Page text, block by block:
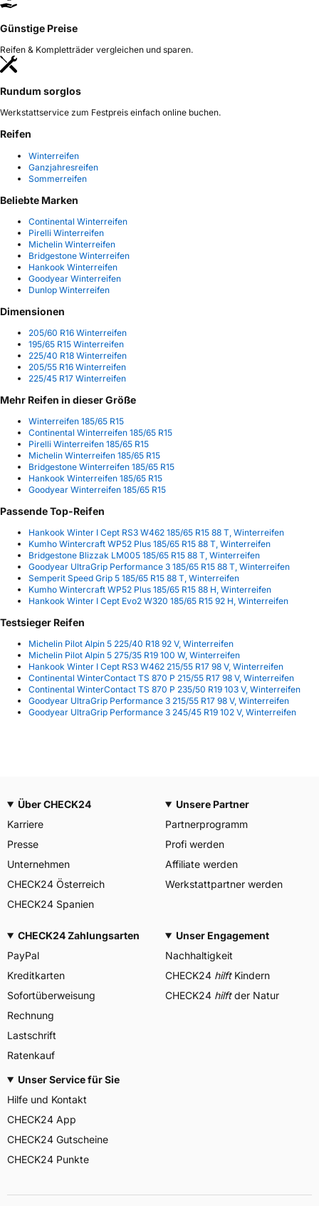
Günstige Preise
Reifen & Kompletträder vergleichen und sparen.
Rundum sorglos
Werkstattservice zum Festpreis einfach online buchen.
Reifen
Winterreifen
Ganzjahresreifen
Sommerreifen
Beliebte Marken
Continental Winterreifen
Pirelli Winterreifen
Michelin Winterreifen
Bridgestone Winterreifen
Hankook Winterreifen
Goodyear Winterreifen
Dunlop Winterreifen
Dimensionen
205/60 R16 Winterreifen
195/65 R15 Winterreifen
225/40 R18 Winterreifen
205/55 R16 Winterreifen
225/45 R17 Winterreifen
Mehr Reifen in dieser Größe
Winterreifen 185/65 R15
Continental Winterreifen 185/65 R15
Pirelli Winterreifen 185/65 R15
Michelin Winterreifen 185/65 R15
Bridgestone Winterreifen 185/65 R15
Hankook Winterreifen 185/65 R15
Goodyear Winterreifen 185/65 R15
Passende Top-Reifen
Hankook Winter I Cept RS3 W462 185/65 R15 88 T, Winterreifen
Kumho Wintercraft WP52 Plus 185/65 R15 88 T, Winterreifen
Bridgestone Blizzak LM005 185/65 R15 88 T, Winterreifen
Goodyear UltraGrip Performance 3 185/65 R15 88 T, Winterreifen
Semperit Speed Grip 5 185/65 R15 88 T, Winterreifen
Kumho Wintercraft WP52 Plus 185/65 R15 88 H, Winterreifen
Hankook Winter I Cept Evo2 W320 185/65 R15 92 H, Winterreifen
Testsieger Reifen
Michelin Pilot Alpin 5 225/40 R18 92 V, Winterreifen
Michelin Pilot Alpin 5 275/35 R19 100 W, Winterreifen
Hankook Winter I Cept RS3 W462 215/55 R17 98 V, Winterreifen
Continental WinterContact TS 870 P 215/55 R17 98 V, Winterreifen
Continental WinterContact TS 870 P 235/50 R19 103 V, Winterreifen
Goodyear UltraGrip Performance 3 215/55 R17 98 V, Winterreifen
Goodyear UltraGrip Performance 3 245/45 R19 102 V, Winterreifen
Über CHECK24
Karriere
Presse
Unternehmen
CHECK24 Österreich
CHECK24 Spanien
Unsere Partner
Partnerprogramm
Profi werden
Affiliate werden
Werkstattpartner werden
CHECK24 Zahlungsarten
PayPal
Kreditkarten
Sofortüberweisung
Rechnung
Lastschrift
Ratenkauf
Unser Engagement
Nachhaltigkeit
CHECK24 hilftKindern
CHECK24 hilftder Natur
Unser Service für Sie
Hilfe und Kontakt
CHECK24 App
CHECK24 Gutscheine
CHECK24 Punkte